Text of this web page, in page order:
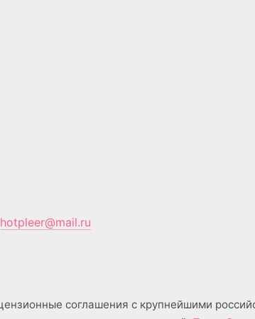
hotpleer@mail.ru
соглашения с крупнейшими